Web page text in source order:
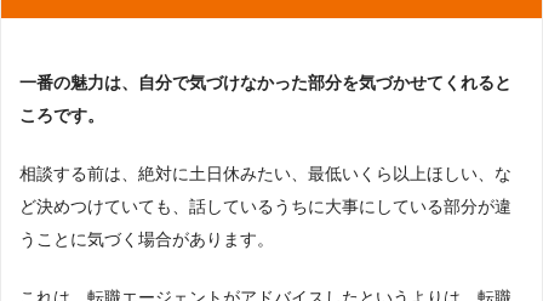
一番の魅力は、自分で気づけなかった部分を気づかせてくれると
ころです。
相談する前は、絶対に土日休みたい、最低いくら以上ほしい、な
ど決めつけていても、話しているうちに大事にしている部分が違
うことに気づく場合があります。
これは、転職エージェントがアドバイスしたというよりは、転職